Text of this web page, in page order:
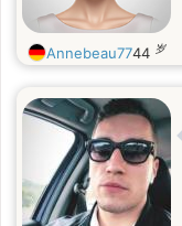
Annebeau7744 岁